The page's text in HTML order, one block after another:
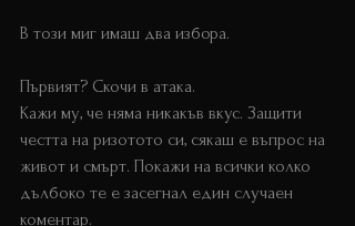
В този миг имаш два избора.
Първият? Скочи в атака.
Кажи му, че няма никакъв вкус. Защити
честта на ризотото си, сякаш е въпрос на
живот и смърт. Покажи на всички колко
дълбоко те е засегнал един случаен
коментар.